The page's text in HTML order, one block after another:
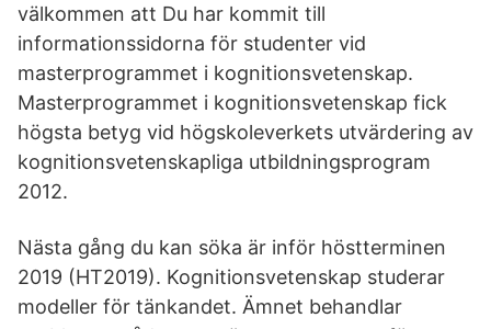
välkommen att Du har kommit till
informationssidorna för studenter vid
masterprogrammet i kognitionsvetenskap.
Masterprogrammet i kognitionsvetenskap fick
högsta betyg vid högskoleverkets utvärdering av
kognitionsvetenskapliga utbildningsprogram
2012.
Nästa gång du kan söka är inför höstterminen
2019 (HT2019). Kognitionsvetenskap studerar
modeller för tänkandet. Ämnet behandlar